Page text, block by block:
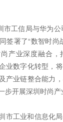
市工信局与华为
签署了“数智时尚
产业深度融合
业数字化转型，
产业链整合能力
步开展深圳时尚产
市工业和信息化